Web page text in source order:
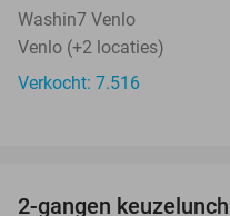
Washin7 Venlo
Venlo (+2 locaties)
Verkocht: 7.516
2-gangen